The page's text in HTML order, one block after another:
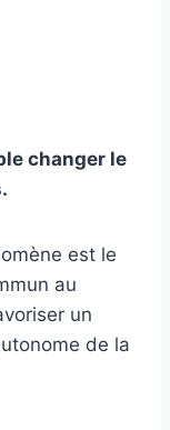
changer le
est le
au
un
de la